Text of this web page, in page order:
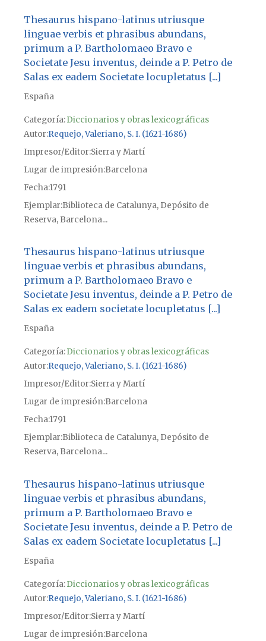
Thesaurus hispano-latinus utriusque
linguae verbis et phrasibus abundans,
primum a P. Bartholomaeo Bravo e
Societate Jesu inventus, deinde a P. Petro de
Salas ex eadem Societate locupletatus [...]
España
Categoría:Diccionarios y obras lexicográficas
Autor Requejo, Valeriano, S. I. (1621-1686)
Impresor/Editor Sierra y Martí
Lugar de impresiónBarcelona
Fecha1791
Ejemplar Biblioteca de Catalunya, Depósito de
Reserva, Barcelona...
Thesaurus hispano-latinus utriusque
linguae verbis et phrasibus abundans,
primum a P. Bartholomaeo Bravo e
Societate Jesu inventus, deinde a P. Petro de
Salas ex eadem societate locupletatus [...]
España
Categoría:Diccionarios y obras lexicográficas
Autor Requejo, Valeriano, S. I. (1621-1686)
Impresor/Editor Sierra y Martí
Lugar de impresiónBarcelona
Fecha1791
Ejemplar Biblioteca de Catalunya, Depósito de
Reserva, Barcelona...
Thesaurus hispano-latinus utriusque
linguae verbis et phrasibus abundans,
primum a P. Bartholomaeo Bravo e
Societate Jesu inventus, deinde a P. Petro de
Salas ex eadem Societate locupletatus [...]
España
Categoría:Diccionarios y obras lexicográficas
Autor Requejo, Valeriano, S. I. (1621-1686)
Impresor/Editor Sierra y Martí
Lugar de impresiónBarcelona